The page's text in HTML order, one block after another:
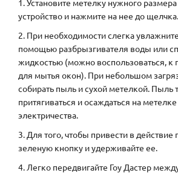
1. Установите метелку нужного
устройство и нажмите на нее до щелчка.
2. При необходимости слегка
помощью разбрызгивателя воды или
жидкостью (можно воспользоваться, к
для мытья окон). При небольшом
собирать пыль и сухой метелкой. Пыль
притягиваться и осаждаться на метелке
электричества.
3. Для того, чтобы привести в
зеленую кнопку и удерживайте ее.
4. Легко передвигайте Гоу Дастер